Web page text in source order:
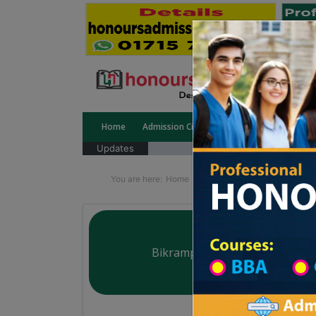
Home Admission Circular Public University
Updates
You are here: Home University College All
Bikrampur K. B. College